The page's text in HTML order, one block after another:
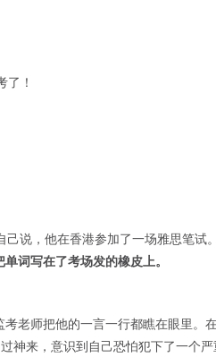
了！
说，他在香港参加了一场雅思笔试
词写在了考场发的橡皮上。
老师把他的一言一行都瞧在眼里。
神来，意识到自己恐怕犯下了一个